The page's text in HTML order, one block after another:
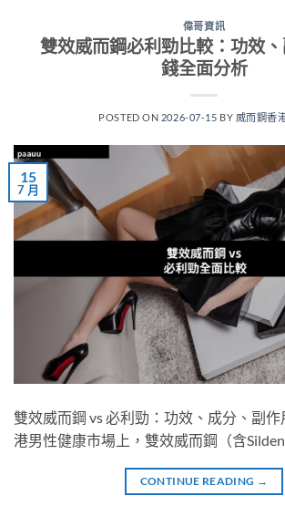
偉哥資訊
雙效威而鋼必利勁比較：功效
錢全面分析
POSTED ON 2026-07-15 BY 威而鋼香
15
7 月
雙效威而鋼 vs 必利勁：功效、成分、副
港男性健康市場上，雙效威而鋼（含
CONTINUE READING →